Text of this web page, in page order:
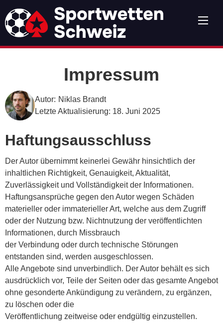
Impressum
Autor: Niklas Brandt
Letzte Aktualisierung: 18. Juni 2025
Haftungsausschluss
Der Autor übernimmt keinerlei Gewähr hinsichtlich der
inhaltlichen Richtigkeit, Genauigkeit, Aktualität,
Zuverlässigkeit und Vollständigkeit der Informationen.
Haftungsansprüche gegen den Autor wegen Schäden
materieller oder immaterieller Art, welche aus dem Zugriff
oder der Nutzung bzw. Nichtnutzung der veröffentlichten
Informationen, durch Missbrauch
der Verbindung oder durch technische Störungen
entstanden sind, werden ausgeschlossen.
Alle Angebote sind unverbindlich. Der Autor behält es sich
ausdrücklich vor, Teile der Seiten oder das gesamte Angebot
ohne gesonderte Ankündigung zu verändern, zu ergänzen,
zu löschen oder die
Veröffentlichung zeitweise oder endgültig einzustellen.